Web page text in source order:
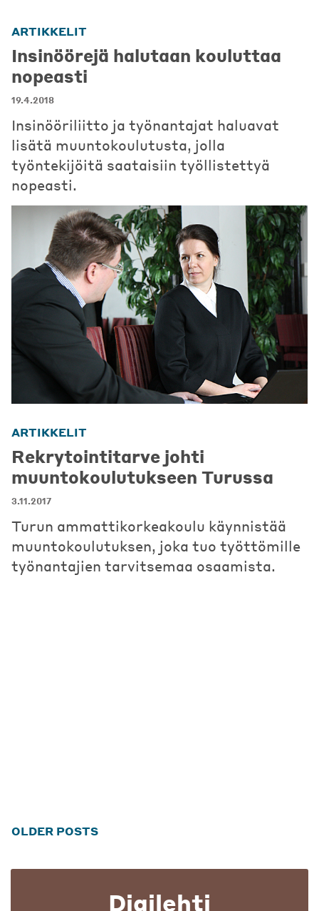
ARTIKKELIT
Insinöörejä halutaan kouluttaa
nopeasti
19.4.2018
Insinööriliitto ja työnantajat haluavat
lisätä muuntokoulutusta, jolla
työntekijöitä saataisiin työllistettyä
nopeasti.
ARTIKKELIT
Rekrytointitarve johti
muuntokoulutukseen Turussa
3.11.2017
Turun ammattikorkeakoulu käynnistää
muuntokoulutuksen, joka tuo työttömille
työnantajien tarvitsemaa osaamista.
Posts
OLDER POSTS
Digilehti